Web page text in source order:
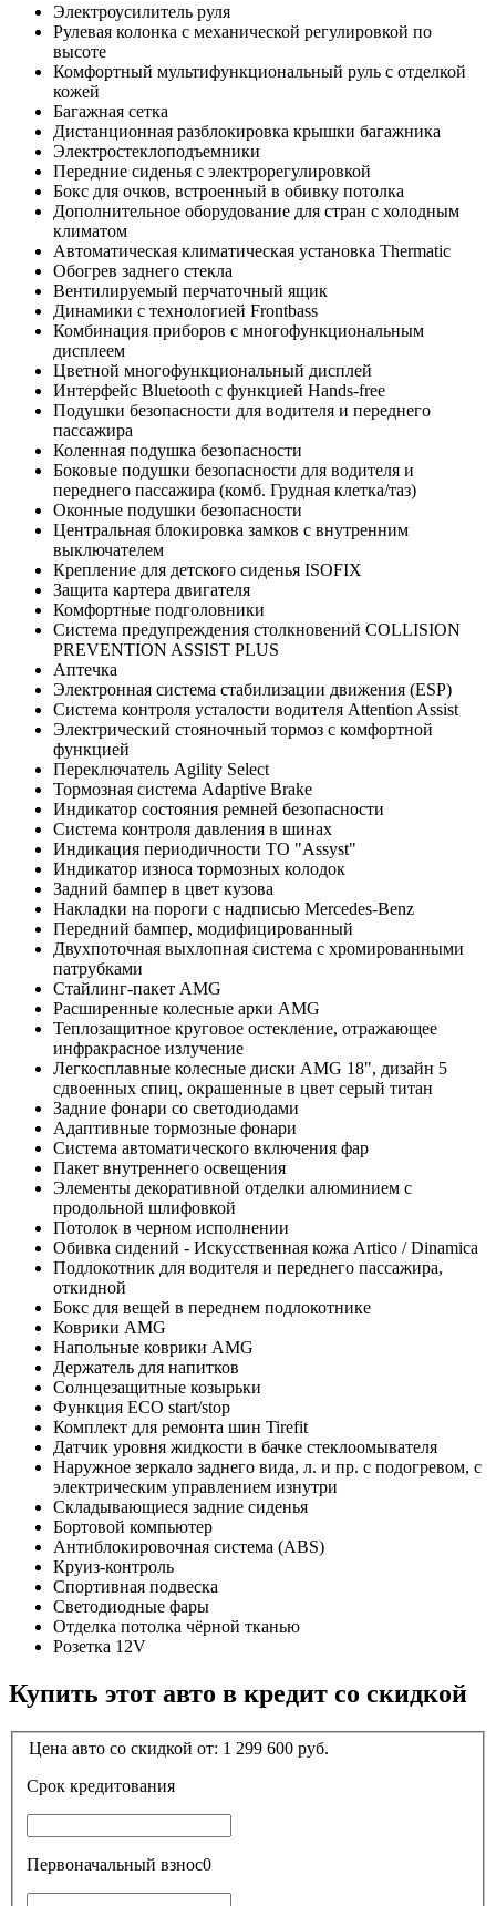
Электроусилитель руля
Рулевая колонка с механической регулировкой по
высоте
Комфортный мультифункциональный руль с отделкой
кожей
Багажная сетка
Дистанционная разблокировка крышки багажника
Электростеклоподъемники
Передние сиденья с электрорегулировкой
Бокс для очков, встроенный в обивку потолка
Дополнительное оборудование для стран с холодным
климатом
Автоматическая климатическая установка Thermatic
Обогрев заднего стекла
Вентилируемый перчаточный ящик
Динамики с технологией Frontbass
Комбинация приборов с многофункциональным
дисплеем
Цветной многофункциональный дисплей
Интерфейс Bluetooth с функцией Hands-free
Подушки безопасности для водителя и переднего
пассажира
Коленная подушка безопасности
Боковые подушки безопасности для водителя и
переднего пассажира (комб. Грудная клетка/таз)
Оконные подушки безопасности
Центральная блокировка замков с внутренним
выключателем
Крепление для детского сиденья ISOFIX
Защита картера двигателя
Комфортные подголовники
Система предупреждения столкновений COLLISION
PREVENTION ASSIST PLUS
Аптечка
Электронная система стабилизации движения (ESP)
Система контроля усталости водителя Attention Assist
Электрический стояночный тормоз с комфортной
функцией
Переключатель Agility Select
Тормозная система Adaptive Brake
Индикатор состояния ремней безопасности
Система контроля давления в шинах
Индикация периодичности ТО "Assyst"
Индикатор износа тормозных колодок
Задний бампер в цвет кузова
Накладки на пороги с надписью Mercedes-Benz
Передний бампер, модифицированный
Двухпоточная выхлопная система с хромированными
патрубками
Стайлинг-пакет AMG
Расширенные колесные арки AMG
Теплозащитное круговое остекление, отражающее
инфракрасное излучение
Легкосплавные колесные диски AMG 18", дизайн 5
сдвоенных спиц, окрашенные в цвет серый титан
Задние фонари со светодиодами
Адаптивные тормозные фонари
Система автоматического включения фар
Пакет внутреннего освещения
Элементы декоративной отделки алюминием с
продольной шлифовкой
Потолок в черном исполнении
Обивка сидений - Искусственная кожа Artico / Dinamica
Подлокотник для водителя и переднего пассажира,
откидной
Бокс для вещей в переднем подлокотнике
Коврики AMG
Напольные коврики AMG
Держатель для напитков
Солнцезащитные козырьки
Функция ECO start/stop
Комплект для ремонта шин Tirefit
Датчик уровня жидкости в бачке стеклоомывателя
Наружное зеркало заднего вида, л. и пр. с подогревом, с
электрическим управлением изнутри
Складывающиеся задние сиденья
Бортовой компьютер
Антиблокировочная система (ABS)
Круиз-контроль
Спортивная подвеска
Светодиодные фары
Отделка потолка чёрной тканью
Розетка 12V
Купить этот авто в кредит со скидкой
Цена авто со скидкой от: 1 299 600 руб.
Срок кредитования
Первоначальный взнос0